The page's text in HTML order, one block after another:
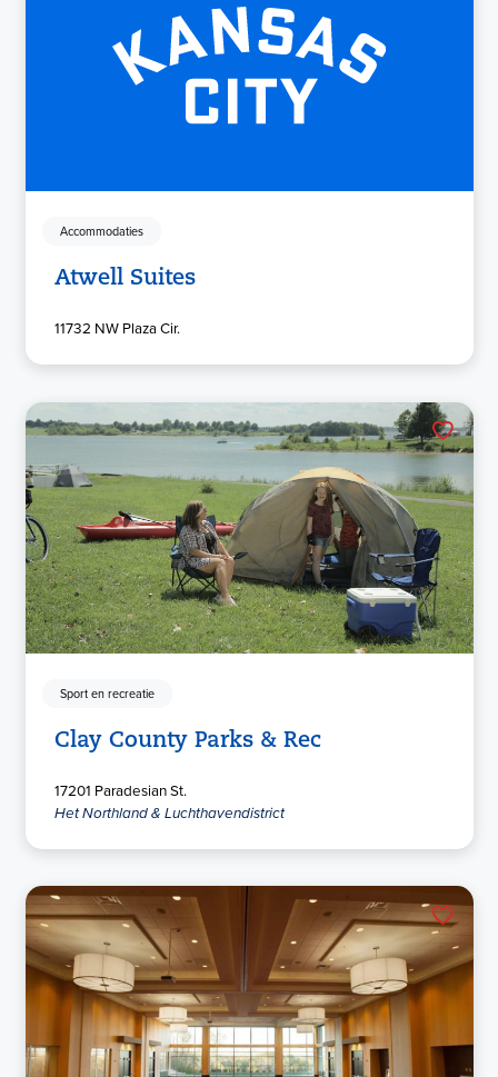
Accommodaties
Atwell Suites
11732 NW Plaza Cir.
Sport en recreatie
Clay County Parks & Rec
17201 Paradesian St.
Het Northland & Luchthavendistrict